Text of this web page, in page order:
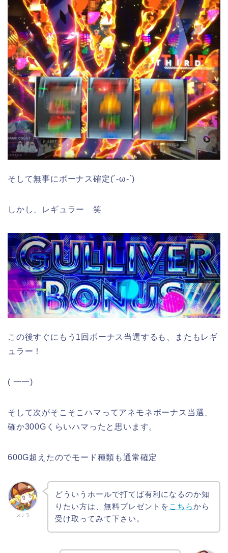
そして無事にボーナス確定(´-ω-`)
しかし、レギュラー 笑
この後すぐにもう1回ボーナス当選するも、またもレギ
ュラー！
( 一一)
そして次がそこそこハマってアネモネボーナス当選、
確か300Gくらいハマったと思います。
600G超えたのでモード種類も通常確定
ステラ
どういうホールで打てば有利になるのか知
りたい方は、無料プレゼントを こちらから
受け取ってみて下さい。